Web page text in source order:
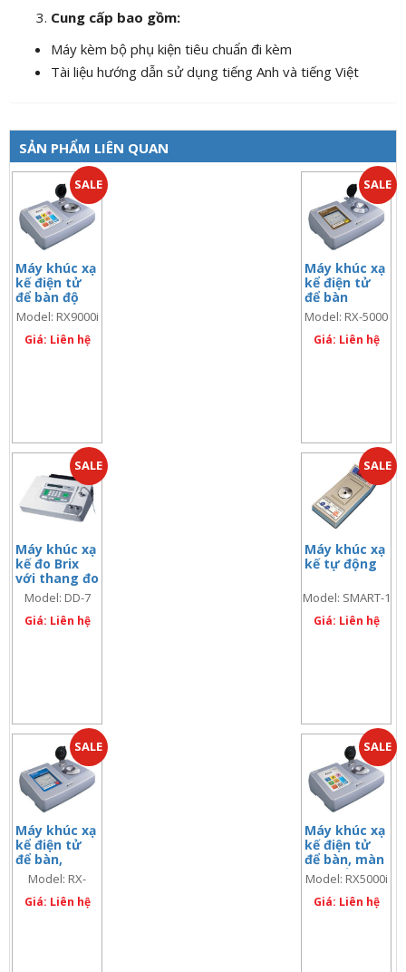
Cung cấp bao gồm:
Máy kèm bộ phụ kiện tiêu chuẩn đi kèm
Tài liệu hướng dẫn sử dụng tiếng Anh và tiếng Việt
SẢN PHẨM LIÊN QUAN
SALE
Máy khúc xạ
kế điện tử
để bàn độ
chính xác
cao, màn
hình cảm
Model: RX9000i
(code: 3278)
Giá: Liên hệ
SALE
Máy khúc xạ
kể điện tử
để bàn
Model: RX-5000
(code: 3281)
Giá: Liên hệ
SALE
Máy khúc xạ
kế đo Brix
với thang đo
0 – 2%
Model: DD-7
(code: 3930)
Giá: Liên hệ
SALE
Máy khúc xạ
kế tự động
Model: SMART-1
(code: 3150)
Giá: Liên hệ
SALE
Máy khúc xạ
kể điện tử
để bàn,
chính xác:
Brix ± 0.03%/
nD: ± 0.00004
Model: RX-
5000α (code:
Giá: Liên hệ
SALE
Máy khúc xạ
kế điện tử
để bàn, màn
hình cảm
ứng, chính
xác: ±0.03%
Model: RX5000i
(Code: 3276)
Giá: Liên hệ